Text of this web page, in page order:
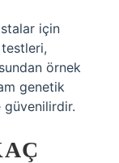
için
testleri,
örnek
genetik
güvenilirdir.